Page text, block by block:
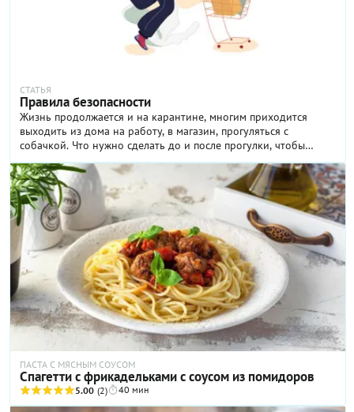
СТАТЬЯ
Правила безопасности
Жизнь продолжается и на карантине, многим приходится
выходить из дома на работу, в магазин, прогуляться с
собачкой. Что нужно сделать до и после прогулки, чтобы
максимально обезопасить себя от инфекции?
ПАСТА С МЯСНЫМ СОУСОМ
Спагетти с фрикадельками с соусом из помидоров
5.00 (2) 40 мин